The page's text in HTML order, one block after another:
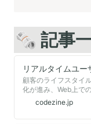
🗞️ 記事
顧客のライフスタイ
化が進み、Web上で
ひとりの顧客に合わ
が求められている。
験（CX）を実現する
codezine.jp